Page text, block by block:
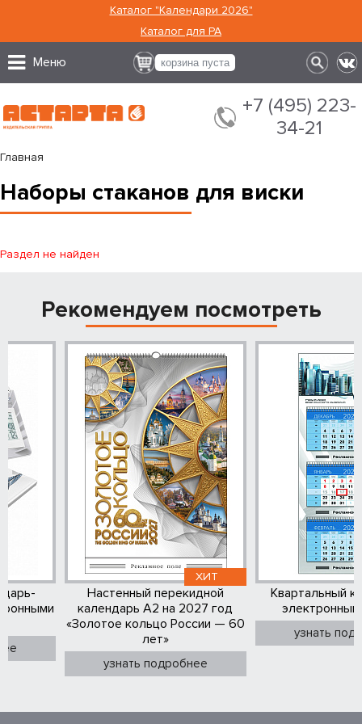
Каталог "Календари 2026"
Каталог для РА
Меню корзина пуста
+7 (495) 223-
34-21
Главная
Наборы стаканов для виски
Раздел не найден
Рекомендуем посмотреть
ХИТ
Настенный перекидной
календарь А2 на 2027 год
«Золотое кольцо России — 60
лет»
узнать подробнее
Квартальный
узнать